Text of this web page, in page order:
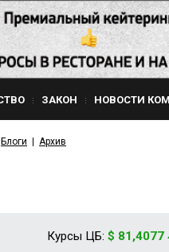
ЗАКОН НОВОСТИ
Блоги Архив
Курсы ЦБ: $ 81,4077